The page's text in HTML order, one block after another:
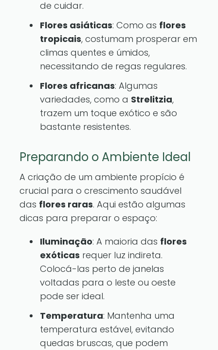
de cuidar.
Flores asiáticas: Como as flores
tropicais, costumam prosperar em
climas quentes e úmidos,
necessitando de regas regulares.
Flores africanas: Algumas
variedades, como a Strelitzia,
trazem um toque exótico e são
bastante resistentes.
Preparando o Ambiente Ideal
A criação de um ambiente propício é
crucial para o crescimento saudável
das flores raras. Aqui estão algumas
dicas para preparar o espaço:
Iluminação: A maioria das flores
exóticas requer luz indireta.
Colocá-las perto de janelas
voltadas para o leste ou oeste
pode ser ideal.
Temperatura: Mantenha uma
temperatura estável, evitando
quedas bruscas, que podem